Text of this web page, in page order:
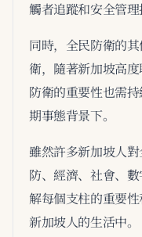
觸者追蹤和安全管理
同時，全民防衛的
衛，隨著新加坡高
防衛的重要性也需
期事態背景下。
雖然許多新加坡人
防、經濟、社會、
解每個支柱的重要
新加坡人的生活中。